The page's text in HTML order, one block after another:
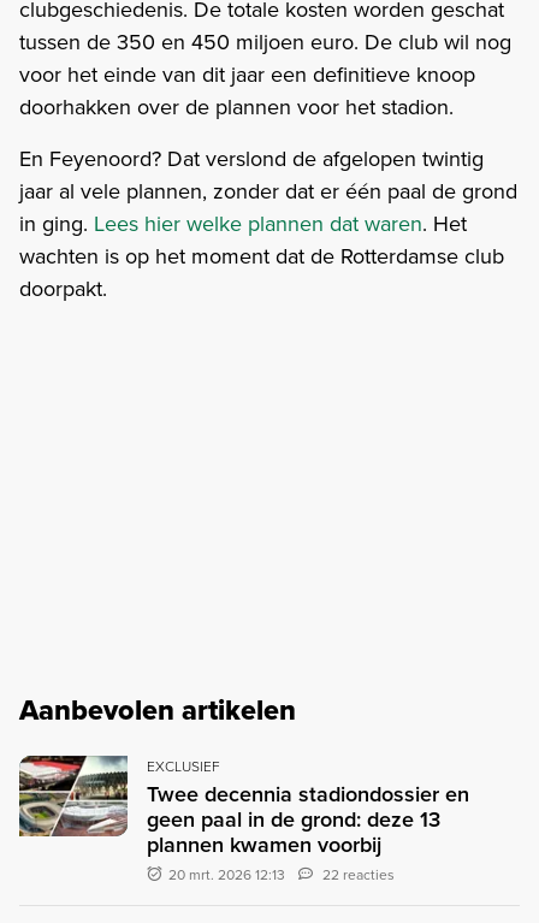
clubgeschiedenis. De totale kosten worden geschat
tussen de 350 en 450 miljoen euro. De club wil nog
voor het einde van dit jaar een definitieve knoop
doorhakken over de plannen voor het stadion.
En Feyenoord? Dat verslond de afgelopen twintig
jaar al vele plannen, zonder dat er één paal de grond
in ging. Lees hier welke plannen dat waren. Het
wachten is op het moment dat de Rotterdamse club
doorpakt.
Aanbevolen artikelen
EXCLUSIEF
Twee decennia stadiondossier en
geen paal in de grond: deze 13
plannen kwamen voorbij
20 mrt. 2026 12:13 22 reacties